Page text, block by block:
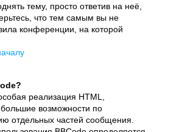
тему, просто ответив на неё,
что тем самым вы не
конференции, на которой
реализация HTML,
возможности по
отдельных частей сообщения.